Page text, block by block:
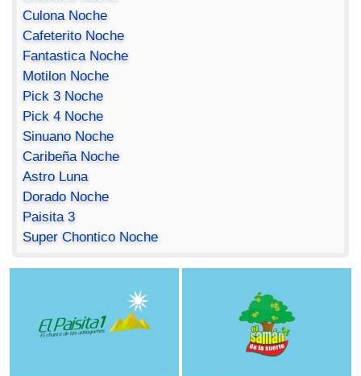
Culona Noche
Cafeterito Noche
Fantastica Noche
Motilon Noche
Pick 3 Noche
Pick 4 Noche
Sinuano Noche
Caribeña Noche
Astro Luna
Dorado Noche
Paisita 3
Super Chontico Noche